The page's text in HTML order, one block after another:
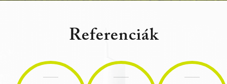
Referenciák